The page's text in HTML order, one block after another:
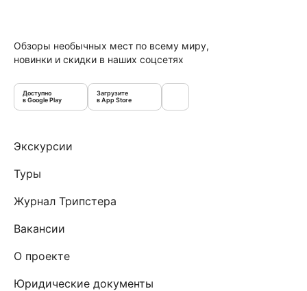
Обзоры необычных мест по всему миру,
новинки и скидки в наших соцсетях
Доступно
в Google Play
Загрузите
в App Store
Экскурсии
Туры
Журнал Трипстера
Вакансии
О проекте
Юридические документы